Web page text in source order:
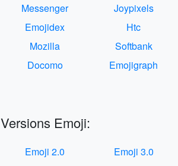
Messenger
Joypixels
Emojidex
Htc
Mozilla
Softbank
Docomo
Emojigraph
Versions Emoji:
Emoji 2.0
Emoji 3.0